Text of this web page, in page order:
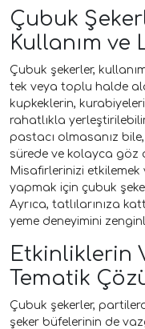
Çubuk
Kullanım ve
Çubuk şekerler,
tek veya toplu halde
kupkeklerin,
rahatlıkla
pastacı olmasanız bile,
sürede ve kolayca göz
Misafirlerinizi
yapmak için çubuk
Ayrıca, tatlılarınıza
yeme deneyimini
Etkinliklerin
Tematik
Çubuk şekerler,
şeker büfelerinin de